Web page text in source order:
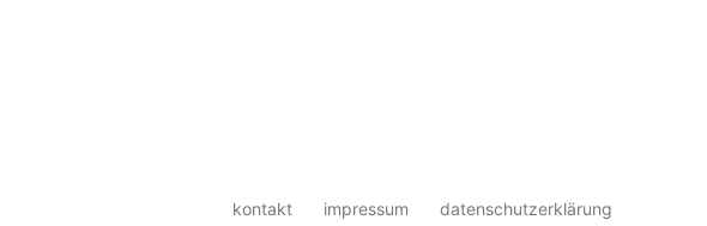
kontakt impressum datenschutzerklärung